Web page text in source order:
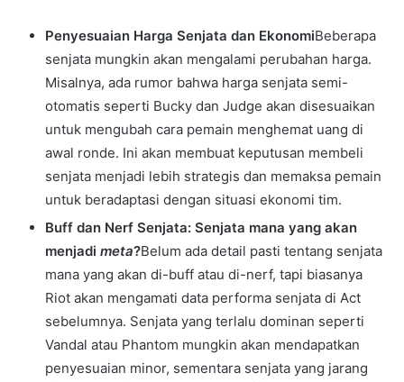
Penyesuaian Harga Senjata dan EkonomiBeberapa
senjata mungkin akan mengalami perubahan harga.
Misalnya, ada rumor bahwa harga senjata semi-
otomatis seperti Bucky dan Judge akan disesuaikan
untuk mengubah cara pemain menghemat uang di
awal ronde. Ini akan membuat keputusan membeli
senjata menjadi lebih strategis dan memaksa pemain
untuk beradaptasi dengan situasi ekonomi tim.
Buff dan Nerf Senjata: Senjata mana yang akan
menjadi meta?Belum ada detail pasti tentang senjata
mana yang akan di-buff atau di-nerf, tapi biasanya
Riot akan mengamati data performa senjata di Act
sebelumnya. Senjata yang terlalu dominan seperti
Vandal atau Phantom mungkin akan mendapatkan
penyesuaian minor, sementara senjata yang jarang